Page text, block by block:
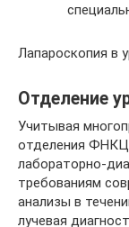
Лапароскопия в
Отделение
Учитывая
отделения
лабораторно-
требованиям
анализы в
лучевая